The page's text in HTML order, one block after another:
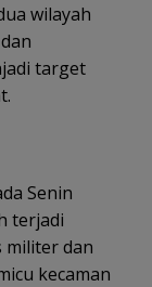
wilayah
target
Senin
terjadi
militer dan
kecaman